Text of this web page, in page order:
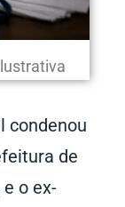
condenou
de
o ex-